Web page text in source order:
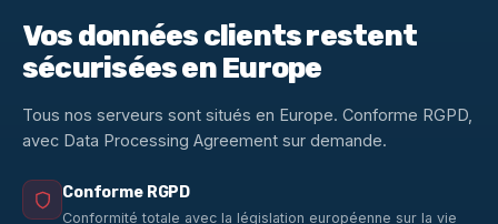
Vos données clients restent
sécurisées en Europe
Tous nos serveurs sont situés en Europe. Conforme RGPD,
avec Data Processing Agreement sur demande.
Conforme RGPD
Conformité totale avec la législation européenne sur la vie